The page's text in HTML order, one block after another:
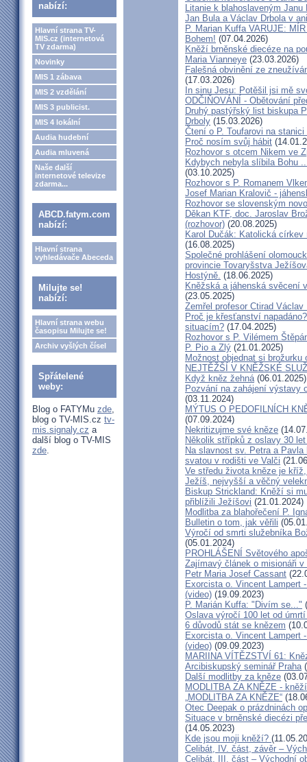
nabízí:
Hlavní strana TV-
MIS.cz (internetová
TV zdarma)
Novinky
MIS 1 zábava
MIS 2 vzdělání
MIS 3 publicist.
MIS 4 lokální
Audia hudební
Audia mluvená
Naše další
internetové televize
zdarma...
ABCD.fatym.com
nabízí:
Hlavní strana
vyhledávače Abeceda
Milujte se!
nabízí:
Hlavní strana webu
časopisu Milujte se!
Archiv vyšlých čísel
Spřátelené
weby:
Blog o FATYMu zde,
blog o TV-MIS.cz tv-
mis.signaly.cz a
další blog o TV-MIS
zde.
Litanie k blahoslaveným
Jan Bula a Václav Drbola v
P. Marian Kuffa VARUJE:
Bohem! (07.04.2026)
Kněží brněnské diecéze na
Maria Vianneye (23.03.2026)
Falešná obvinění ze
(17.03.2026)
In sinu Jesu: Potěšil jsi mě
ODČIŇOVÁNÍ - Obětování
Druhý pastýřský list biskupa
Drboly (15.03.2026)
Čtení o P. Toufarovi na stanici
Proč nosím svůj hábit
Rozhovor s otcem Nikem ve
Kdybych nebyla slíbila Bohu
(03.10.2025)
Rozhovor s P. Romanem
Josef Marian Kralovič -
Rozhovor se slovenským
Děkan KTF, doc. Jaroslav
(rozhovor) (20.08.2025)
Karol Dučák: Katolická
(16.08.2025)
Společné prohlášení
provincie Tovaryšstva
Hostýně. (18.06.2025)
Kněžská a jáhenská svěcení
(23.05.2025)
Zemřel profesor Ctirad
Proč je křesťanství
situacím? (17.04.2025)
Rozhovor s P. Vilémem
P. Pio a Zlý (21.01.2025)
Možnost objednat si
NEJTĚŽŠÍ V KNĚŽSKÉ
Když kněz žehná(06.01.2025)
Pozvání na zahájení výstavy
(03.11.2024)
MÝTUS O PEDOFILNÍCH
(07.09.2024)
Nekritizujme své kněze
Několik střípků z oslavy 30
Na slavnost sv. Petra a
svatou v rodišti ve Valči
Ve středu života kněze je
Ježíš, nejvyšší a věčný
Biskup Strickland: Kněží si
přiblížili Ježíšovi (21.01.2024)
Modlitba za blahořečení P.
Bulletin o tom, jak věřili
Výročí od smrti služebníka
(05.01.2024)
PROHLÁŠENÍ Světového
Zajímavý článek o misionáři v
Petr Maria Josef Cassant
Exorcista o. Vincent Lampert
(video) (19.09.2023)
P. Marián Kuffa: "Divím se..."
Oslava výročí 100 let od
6 důvodů stát se knězem
Exorcista o. Vincent Lampert
(video) (09.09.2023)
MARIINA VÍTĚZSTVÍ 61:
Arcibiskupský seminář Praha
Další modlitby za kněze
MODLITBA ZA KNĚZE -
„MODLITBA ZA KNĚZE“
Otec Deepak o prázdninách
Situace v brněnské diecézi
(14.05.2023)
Kde jsou moji kněží?
Celibát, IV. část, závěr –
Celibát, III. část – Východní